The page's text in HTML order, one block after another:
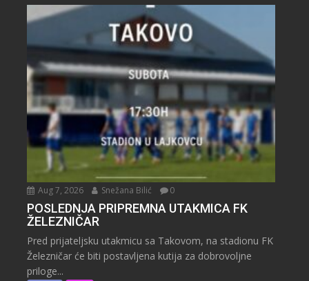
Aug 7, 2026 Snežana Bilić 0
POSLEDNJA PRIPREMNA UTAKMICA FK
ŽELEZNIČAR
Pred prijateljsku utakmicu sa Takovom, na stadionu FK
Železničar će biti postavljena kutija za dobrovoljne
priloge...